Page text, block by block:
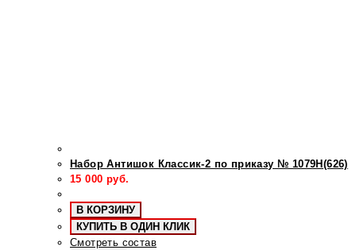
Набор Антишок Классик-2 по приказу № 1079Н(626)
15 000 руб.
В КОРЗИНУ
КУПИТЬ В ОДИН КЛИК
Смотреть состав